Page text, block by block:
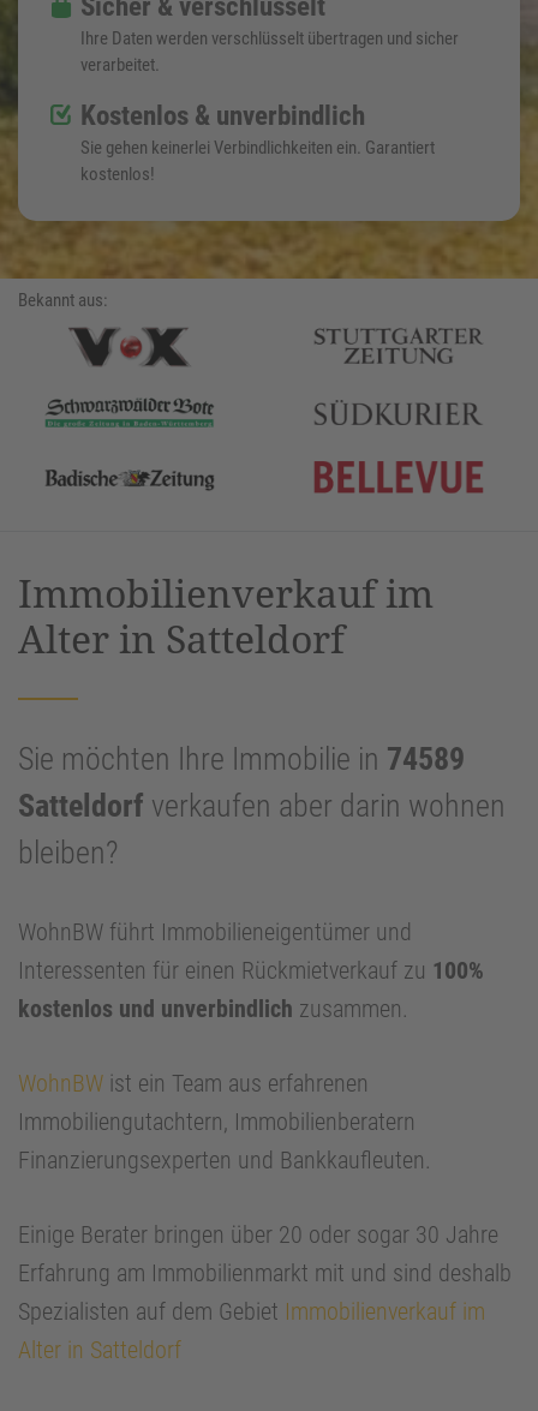
Sicher & verschlüsselt
Ihre Daten werden verschlüsselt übertragen und sicher
verarbeitet.
Kostenlos & unverbindlich
Sie gehen keinerlei Verbindlichkeiten ein. Garantiert
kostenlos!
Bekannt aus:
Immobilienverkauf im
Alter in Satteldorf
Sie möchten Ihre Immobilie in 74589
Satteldorf verkaufen aber darin wohnen
bleiben?
WohnBW führt Immobilieneigentümer und
Interessenten für einen Rückmietverkauf zu 100%
kostenlos und unverbindlich zusammen.
WohnBW ist ein Team aus erfahrenen
Immobiliengutachtern, Immobilienberatern
Finanzierungsexperten und Bankkaufleuten.
Einige Berater bringen über 20 oder sogar 30 Jahre
Erfahrung am Immobilienmarkt mit und sind deshalb
Spezialisten auf dem Gebiet Immobilienverkauf im
Alter in Satteldorf